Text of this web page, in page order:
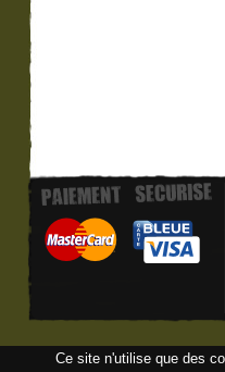
Ce site n'utilise que des